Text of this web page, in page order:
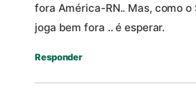
fora América-RN.. Mas, como o
joga bem fora .. é esperar.
Responder